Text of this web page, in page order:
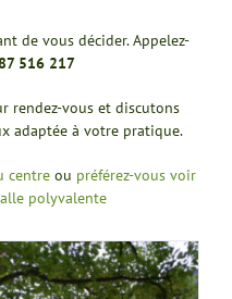
de vous décider. Appelez-
516 217
rendez-vous et discutons
adaptée à votre pratique.
centre ou préférez-vous voir
polyvalente